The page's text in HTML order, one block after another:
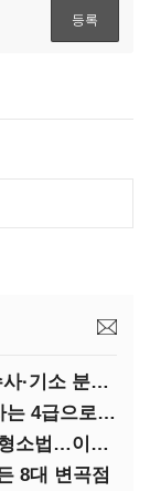
중수청, '5대 합수과' 띄운다는데…수사·기소 분리로 협력방안 '부재'
중수청 정원 2874명…10년 미만 검사는 4급으로 임용
(단독)박영진 검사장 "'누더기 걸레' 형소법…이재명 대통령 책임져야"
8대 변곡점